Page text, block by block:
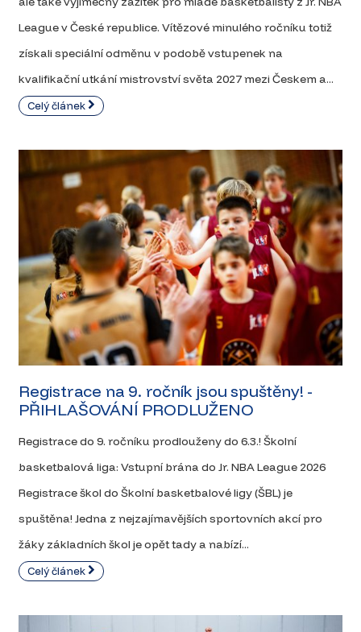
League v České republice. Vítězové minulého ročníku totiž
získali speciální odměnu v podobě vstupenek na
kvalifikační utkání mistrovství světa 2027 mezi Českem a...
Celý článek
Registrace na 9. ročník jsou spuštěny! -
PŘIHLAŠOVÁNÍ PRODLUŽENO
Registrace do 9. ročníku prodlouženy do 6.3.! Školní
basketbalová liga: Vstupní brána do Jr. NBA League 2026
Registrace škol do Školní basketbalové ligy (ŠBL) je
spuštěna! Jedna z nejzajímavějších sportovních akcí pro
žáky základních škol je opět tady a nabízí...
Celý článek